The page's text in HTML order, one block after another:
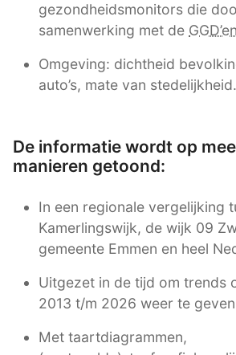
gezondheidsmonitors die
samenwerking met de GGD’en
Omgeving: dichtheid
auto’s, mate van stedelijkheid.
De informatie wordt op
manieren getoond:
In een regionale vergelijking
Kamerlingswijk, de wijk 09
gemeente Emmen en heel
Uitgezet in de tijd om trends
2013 t/m 2026 weer te
Met taartdiagrammen,